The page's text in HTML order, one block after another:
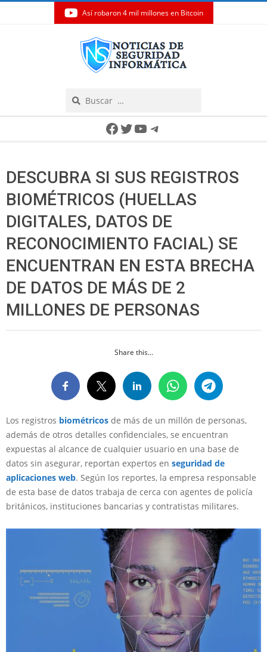
Así robaron 4 mil millones en Bitcoin
Facebook
Twitter
YouTube
Telegram
DESCUBRA SI SUS REGISTROS
BIOMÉTRICOS (HUELLAS
DIGITALES, DATOS DE
RECONOCIMIENTO FACIAL) SE
ENCUENTRAN EN ESTA BRECHA
DE DATOS DE MÁS DE 2
MILLONES DE PERSONAS
Share this...
Los registros biométricos de más de un millón de personas,
además de otros detalles confidenciales, se encuentran
expuestas al alcance de cualquier usuario en una base de
datos sin asegurar, reportan expertos en seguridad de
aplicaciones web. Según los reportes, la empresa responsable
de esta base de datos trabaja de cerca con agentes de policía
británicos, instituciones bancarias y contratistas militares.